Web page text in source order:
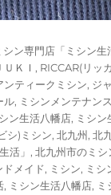
ン専門店「ミシン生
ＪＵＫＩ , RICCAR(リッ
ンティークミシン, ジ
ル, ミシンメンテナンス
ン生活八幡店, ミシ
シ)ミシン,北九州 ,北
活」 ,北九州市のミシ
ドメイド, ミシン, ミシ
, ミシン生活八幡店,